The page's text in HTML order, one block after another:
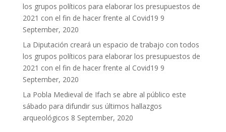
los grupos políticos para elaborar los presupuestos de
2021 con el fin de hacer frente al Covid19 9
September, 2020
La Diputación creará un espacio de trabajo con todos
los grupos políticos para elaborar los presupuestos de
2021 con el fin de hacer frente al Covid19 9
September, 2020
La Pobla Medieval de Ifach se abre al público este
sábado para difundir sus últimos hallazgos
arqueológicos 8 September, 2020